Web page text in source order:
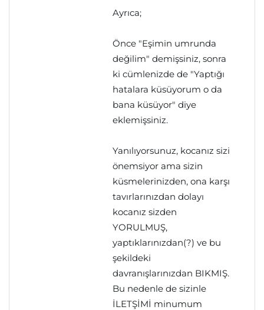
Ayrıca;
Önce "Eşimin umrunda
değilim" demişsiniz, sonra
ki cümlenizde de "Yaptığı
hatalara küsüyorum o da
bana küsüyor" diye
eklemişsiniz.
Yanılıyorsunuz, kocanız sizi
önemsiyor ama sizin
küsmelerinizden, ona karşı
tavırlarınızdan dolayı
kocanız sizden
YORULMUŞ,
yaptıklarınızdan(?) ve bu
şekildeki
davranışlarınızdan BIKMIŞ.
Bu nedenle de sizinle
İLETŞİMİ minumum